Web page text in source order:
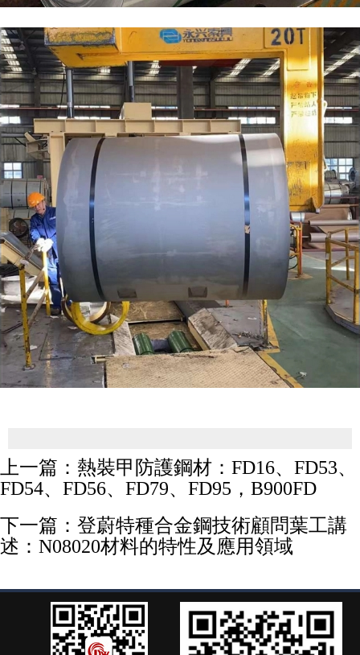
上一篇： 熱裝甲防護鋼材：FD16、FD53、
FD54、FD56、FD79、FD95，B900FD
下一篇： 登蔚特種合金鋼技術顧問葉工講
述：N08020材料的特性及應用領域